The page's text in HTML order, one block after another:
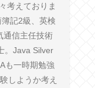
考えておりま
記2級、英検
通信主任技術
。Java Silver
も一時期勉強
しようか考え